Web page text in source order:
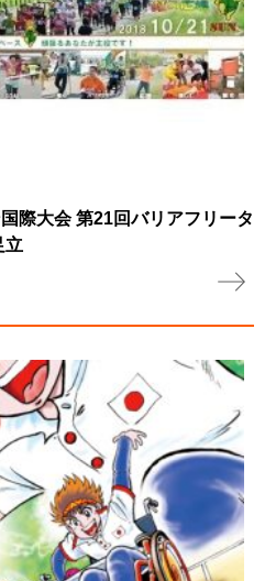
際大会 第21回バリアフリータ
立